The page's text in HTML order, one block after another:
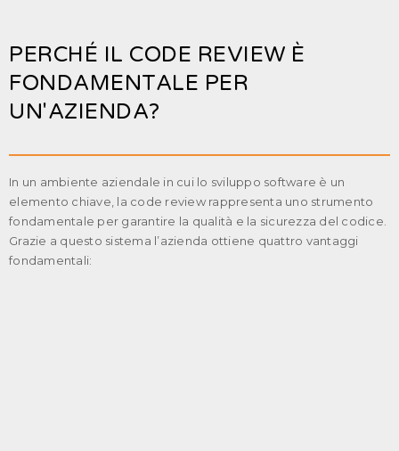
PERCHÉ IL CODE REVIEW È
FONDAMENTALE PER
UN'AZIENDA?
In un ambiente aziendale in cui lo sviluppo software è un
elemento chiave, la code review rappresenta uno strumento
fondamentale per garantire la qualità e la sicurezza del codice.
Grazie a questo sistema l’azienda ottiene quattro vantaggi
fondamentali: